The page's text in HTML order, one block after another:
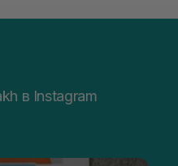
в Instagram